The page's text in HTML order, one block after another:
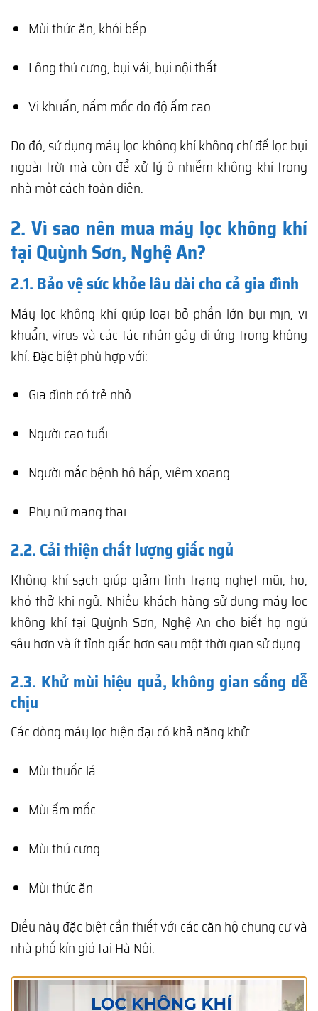
Mùi thức ăn, khói bếp
Lông thú cưng, bụi vải, bụi nội thất
Vi khuẩn, nấm mốc do độ ẩm cao
Do đó, sử dụng máy lọc không khí không chỉ để lọc bụi
ngoài trời mà còn để xử lý ô nhiễm không khí trong
nhà một cách toàn diện.
2. Vì sao nên mua máy lọc không khí
tại Quỳnh Sơn, Nghệ An?
2.1. Bảo vệ sức khỏe lâu dài cho cả gia đình
Máy lọc không khí giúp loại bỏ phần lớn bụi mịn, vi
khuẩn, virus và các tác nhân gây dị ứng trong không
khí. Đặc biệt phù hợp với:
Gia đình có trẻ nhỏ
Người cao tuổi
Người mắc bệnh hô hấp, viêm xoang
Phụ nữ mang thai
2.2. Cải thiện chất lượng giấc ngủ
Không khí sạch giúp giảm tình trạng nghẹt mũi, ho,
khó thở khi ngủ. Nhiều khách hàng sử dụng máy lọc
không khí tại Quỳnh Sơn, Nghệ An cho biết họ ngủ
sâu hơn và ít tỉnh giấc hơn sau một thời gian sử dụng.
2.3. Khử mùi hiệu quả, không gian sống dễ
chịu
Các dòng máy lọc hiện đại có khả năng khử:
Mùi thuốc lá
Mùi ẩm mốc
Mùi thú cưng
Mùi thức ăn
Điều này đặc biệt cần thiết với các căn hộ chung cư và
nhà phố kín gió tại Hà Nội.